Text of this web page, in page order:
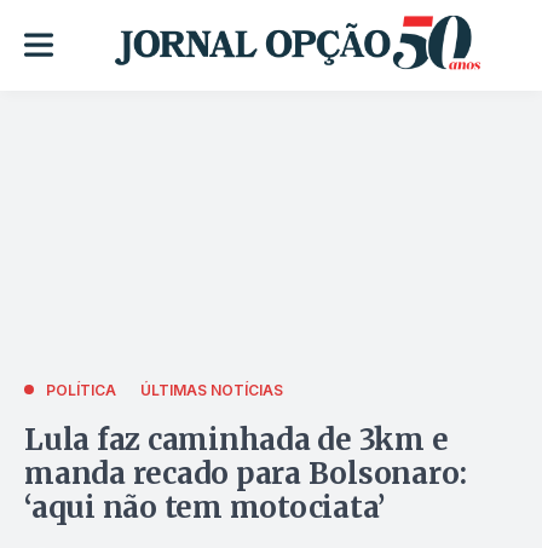
POLÍTICA ÚLTIMAS NOTÍCIAS
Lula faz caminhada de 3km e
manda recado para Bolsonaro:
‘aqui não tem motociata’